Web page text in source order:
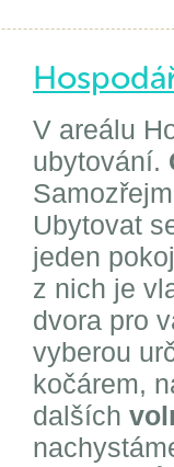
V areálu
ubytování.
Ubytovat
jeden
z nich je
dvora pro
vyberou
kočárem,
dalších